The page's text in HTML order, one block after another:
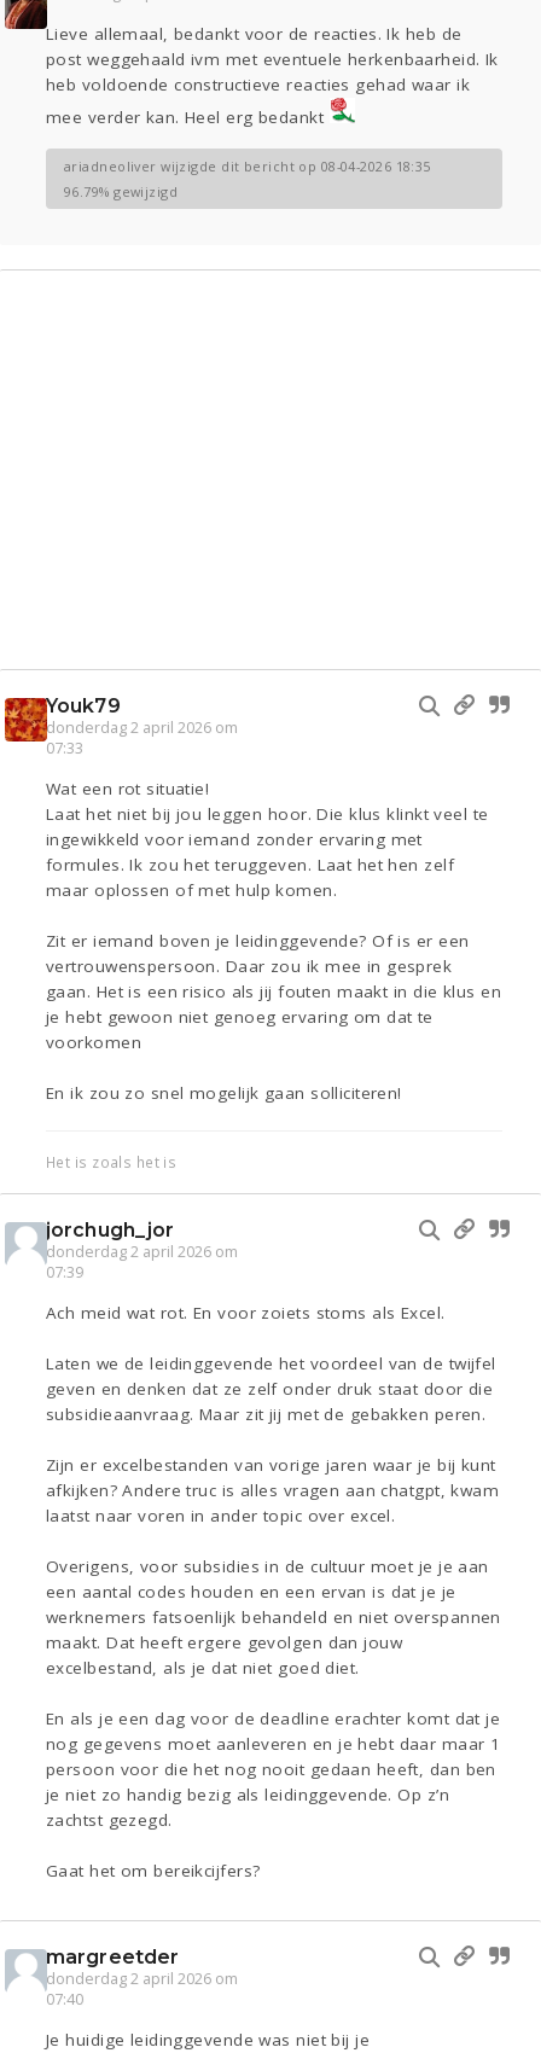
Gevraagd
Horen Doen
Zien
Lezen
Lieve allemaal, bedankt voor de reacties. Ik heb de
post weggehaald ivm met eventuele herkenbaarheid. Ik
heb voldoende constructieve reacties gehad waar ik
mee verder kan. Heel erg bedankt
ariadneoliver wijzigde dit bericht op 08-04-2026 18:35
96.79% gewijzigd
Youk79
donderdag 2 april 2026 om
07:33
Wat een rot situatie!
Laat het niet bij jou leggen hoor. Die klus klinkt veel te
ingewikkeld voor iemand zonder ervaring met
formules. Ik zou het teruggeven. Laat het hen zelf
maar oplossen of met hulp komen.
Zit er iemand boven je leidinggevende? Of is er een
vertrouwenspersoon. Daar zou ik mee in gesprek
gaan. Het is een risico als jij fouten maakt in die klus en
je hebt gewoon niet genoeg ervaring om dat te
voorkomen
En ik zou zo snel mogelijk gaan solliciteren!
Het is zoals het is
jorchugh_jor
donderdag 2 april 2026 om
07:39
Ach meid wat rot. En voor zoiets stoms als Excel.
Laten we de leidinggevende het voordeel van de twijfel
geven en denken dat ze zelf onder druk staat door die
subsidieaanvraag. Maar zit jij met de gebakken peren.
Zijn er excelbestanden van vorige jaren waar je bij kunt
afkijken? Andere truc is alles vragen aan chatgpt, kwam
laatst naar voren in ander topic over excel.
Overigens, voor subsidies in de cultuur moet je je aan
een aantal codes houden en een ervan is dat je je
werknemers fatsoenlijk behandeld en niet overspannen
maakt. Dat heeft ergere gevolgen dan jouw
excelbestand, als je dat niet goed diet.
En als je een dag voor de deadline erachter komt dat je
nog gegevens moet aanleveren en je hebt daar maar 1
persoon voor die het nog nooit gedaan heeft, dan ben
je niet zo handig bezig als leidinggevende. Op z’n
zachtst gezegd.
Gaat het om bereikcijfers?
margreetder
donderdag 2 april 2026 om
07:40
Je huidige leidinggevende was niet bij je